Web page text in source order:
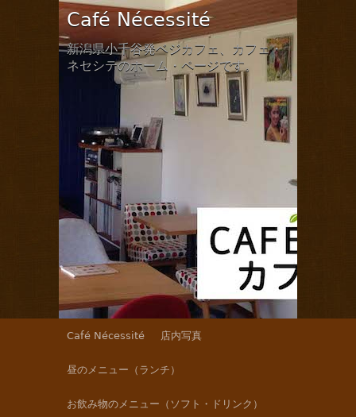
Café Nécessité
新潟県小千谷発ベジカフェ、カフェ・
ネセシテのホーム・ページです。
Café Nécessité 店内写真
昼のメニュー（ランチ）
お飲み物のメニュー（ソフト・ドリンク）